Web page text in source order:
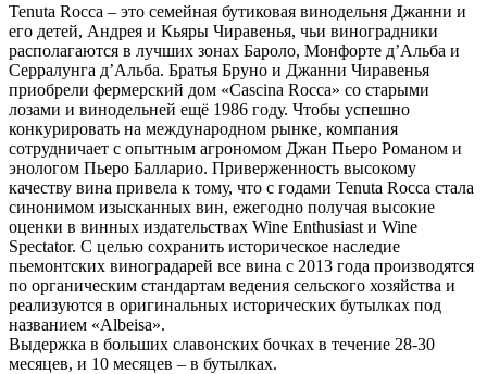
Tenuta Rocca – это семейная бутиковая винодельня Джанни и
его детей, Андрея и Кьяры Чиравенья, чьи виноградники
располагаются в лучших зонах Бароло, Монфорте д’Альба и
Серралунга д’Альба. Братья Бруно и Джанни Чиравенья
приобрели фермерский дом «Cascina Rocca» со старыми
лозами и винодельней ещё 1986 году. Чтобы успешно
конкурировать на международном рынке, компания
сотрудничает с опытным агрономом Джан Пьеро Романом и
энологом Пьеро Балларио. Приверженность высокому
качеству вина привела к тому, что с годами Tenuta Rocca стала
синонимом изысканных вин, ежегодно получая высокие
оценки в винных издательствах Wine Enthusiast и Wine
Spectator. С целью сохранить историческое наследие
пьемонтских виноградарей все вина с 2013 года производятся
по органическим стандартам ведения сельского хозяйства и
реализуются в оригинальных исторических бутылках под
названием «Albeisa».
Выдержка в больших славонских бочках в течение 28-30
месяцев, и 10 месяцев – в бутылках.